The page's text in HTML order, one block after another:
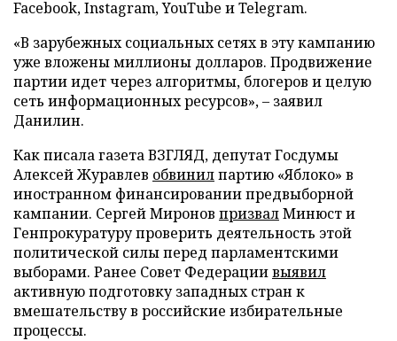
Facebook, Instagram, YouTube и Telegram.
«В зарубежных социальных сетях в эту кампанию
уже вложены миллионы долларов. Продвижение
партии идет через алгоритмы, блогеров и целую
сеть информационных ресурсов», – заявил
Данилин.
Как писала газета ВЗГЛЯД, депутат Госдумы
Алексей Журавлев обвинилпартию «Яблоко» в
иностранном финансировании предвыборной
кампании. Сергей Миронов призвалМинюст и
Генпрокуратуру проверить деятельность этой
политической силы перед парламентскими
выборами. Ранее Совет Федерациивыявил
активную подготовку западных стран к
вмешательству в российские избирательные
процессы.